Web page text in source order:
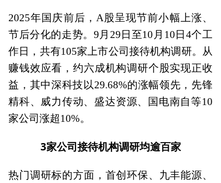
2025年国庆前后，A股呈现节前小幅上涨、
节后分化的走势。9月29日至10月10日4个工
作日，共有105家上市公司接待机构调研。从
赚钱效应看，约六成机构调研个股实现正收
益，其中深科技以29.68%的涨幅领先，先锋
精科、威力传动、盛达资源、国电南自等10
家公司涨超10%。
3家公司接待机构调研均逾百家
热门调研标的方面，首创环保、九丰能源、